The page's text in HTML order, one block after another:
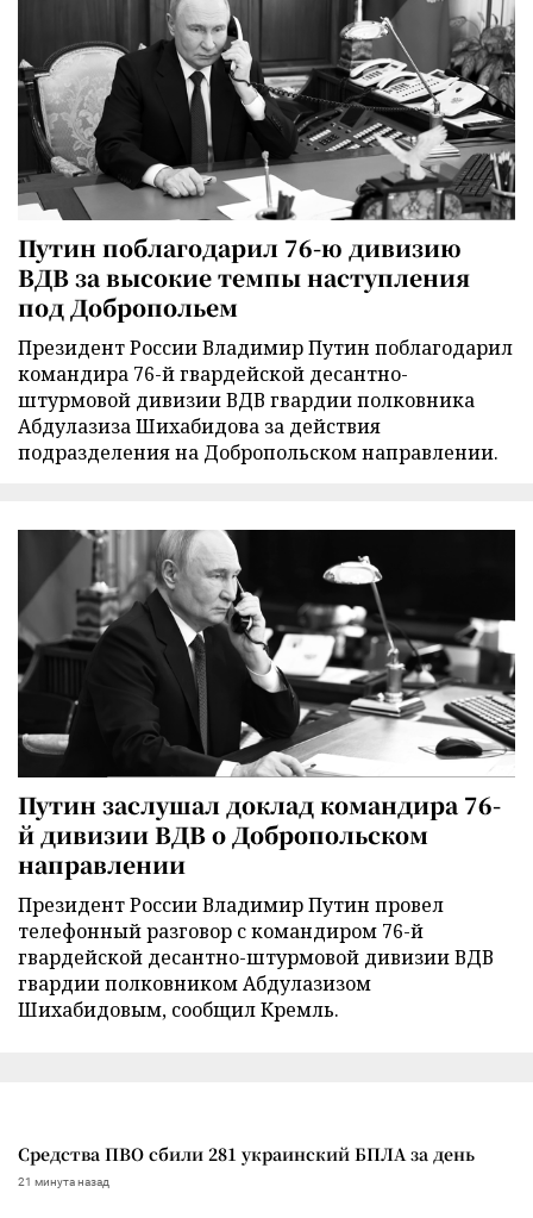
Путин поблагодарил 76-ю дивизию
ВДВ за высокие темпы наступления
под Добропольем
Президент России Владимир Путин поблагодарил
командира 76-й гвардейской десантно-
штурмовой дивизии ВДВ гвардии полковника
Абдулазиза Шихабидова за действия
подразделения на Добропольском направлении.
Путин заслушал доклад командира 76-
й дивизии ВДВ о Добропольском
направлении
Президент России Владимир Путин провел
телефонный разговор с командиром 76-й
гвардейской десантно-штурмовой дивизии ВДВ
гвардии полковником Абдулазизом
Шихабидовым, сообщил Кремль.
Средства ПВО сбили 281 украинский БПЛА за день
21 минута назад